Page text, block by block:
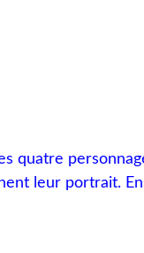
quatre
leur portrait.